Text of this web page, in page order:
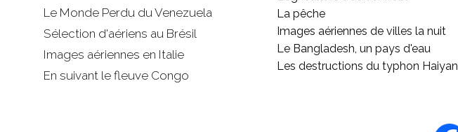
Le Monde Perdu du Venezuela
Sélection d'aériens au Brésil
Images aériennes en Italie
En suivant le fleuve Congo
La pêche
Images aériennes de villes la nuit
Le Bangladesh, un pays d'eau
Les destructions du typhon Haiyan